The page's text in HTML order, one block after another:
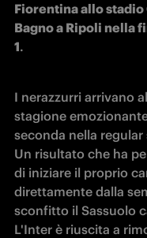
Fiorentina allo stadio
Bagno a Ripoli nella
1.
I nerazzurri arrivano
stagione
seconda nella
Un risultato che ha
di iniziare il proprio
direttamente dalla
sconfitto il Sassuolo
L'Inter è riuscita a